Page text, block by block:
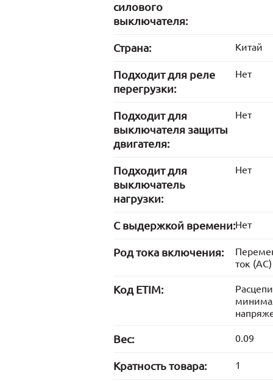
силового
выключателя:
Страна: Китай
Подходит для реле
перегрузки:
Нет
Подходит для
выключателя защиты
двигателя:
Нет
Подходит для
выключатель
нагрузки:
Нет
С выдержкой времени:Нет
Род тока включения:
ток (AC)
Код ETIM:
Вес: 0.09
Кратность товара: 1